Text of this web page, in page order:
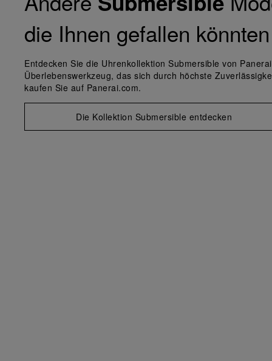
die Ihnen gefallen könnten
Entdecken Sie die Uhrenkollektion Submersible von
Überlebenswerkzeug, das sich durch höchste
kaufen Sie auf Panerai.com.
Die Kollektion Submersible entdecken